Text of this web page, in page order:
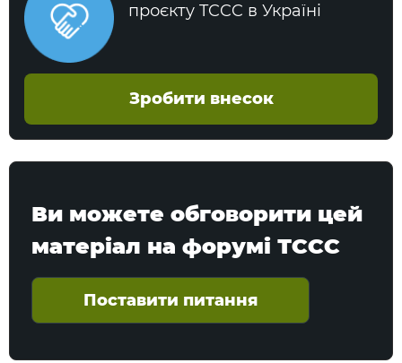
проєкту TCCC в Україні
Зробити внесок
Ви можете обговорити цей
матеріал на форумі ТССС
Поставити питання